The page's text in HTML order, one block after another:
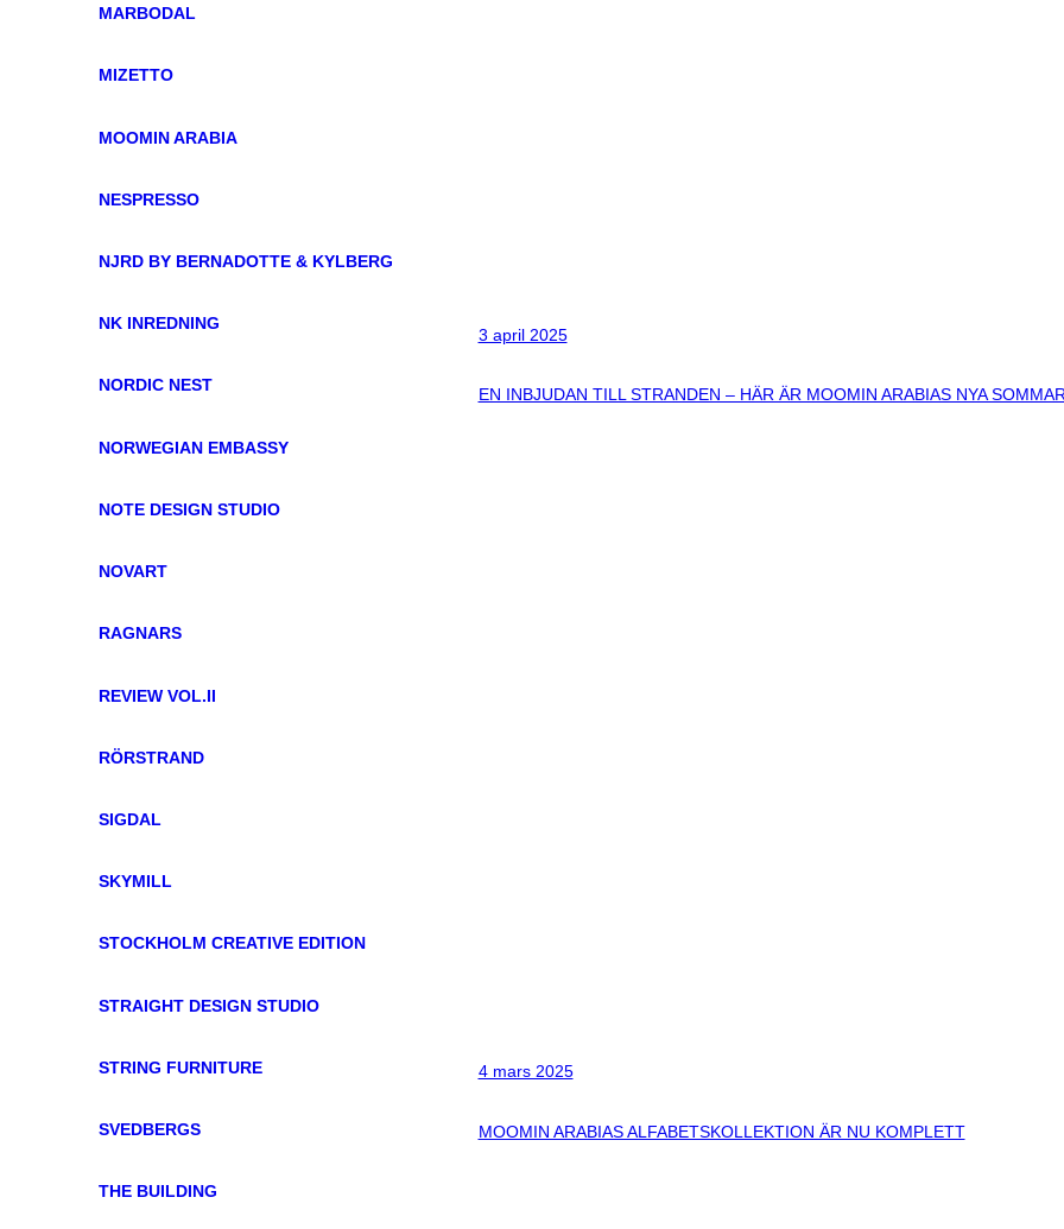
MARBODAL
MIZETTO
MOOMIN ARABIA
NESPRESSO
NJRD BY BERNADOTTE & KYLBERG
NK INREDNING
NORDIC NEST
NORWEGIAN EMBASSY
NOTE DESIGN STUDIO
NOVART
RAGNARS
REVIEW VOL.II
RÖRSTRAND
SIGDAL
SKYMILL
STOCKHOLM CREATIVE EDITION
STRAIGHT DESIGN STUDIO
STRING FURNITURE
SVEDBERGS
THE BUILDING
3 april 2025
EN INBJUDAN TILL STRANDEN – HÄR ÄR MOOMIN ARABIAS NYA
4 mars 2025
MOOMIN ARABIAS ALFABETSKOLLEKTION ÄR NU KOMPLETT